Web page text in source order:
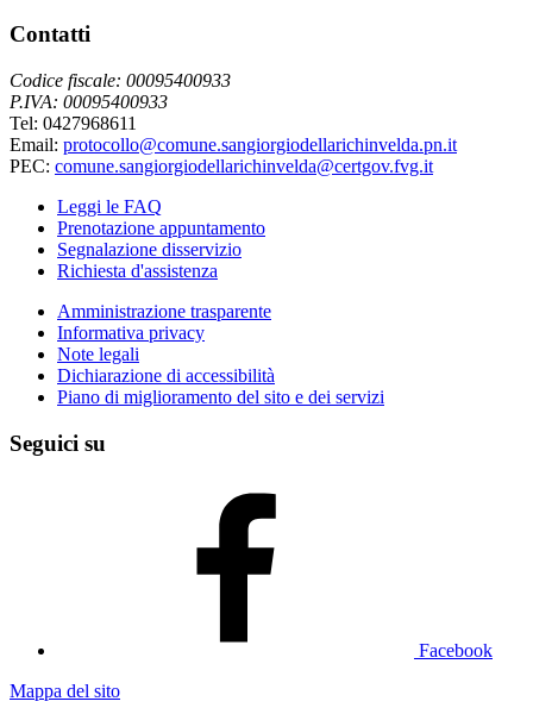
Contatti
Codice fiscale: 00095400933
P.IVA: 00095400933
Tel: 0427968611
Email: protocollo@comune.sangiorgiodellarichinvelda.pn.it
PEC: comune.sangiorgiodellarichinvelda@certgov.fvg.it
Leggi le FAQ
Prenotazione appuntamento
Segnalazione disservizio
Richiesta d'assistenza
Amministrazione trasparente
Informativa privacy
Note legali
Dichiarazione di accessibilità
Piano di miglioramento del sito e dei servizi
Seguici su
Facebook
Mappa del sito